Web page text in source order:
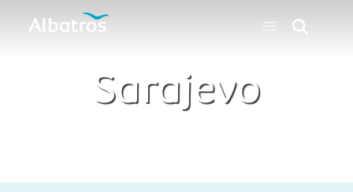
Sarajevo